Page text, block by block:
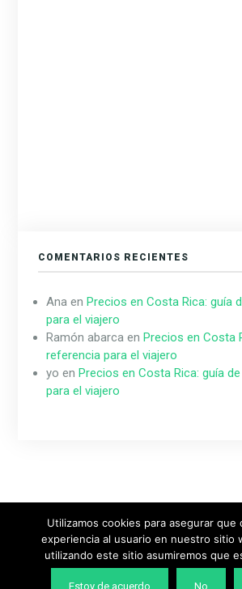
COMENTARIOS RECIENTES
Ana enPrecios en Costa Rica: guía
para el viajero
Ramón abarca enPrecios en Costa
referencia para el viajero
yo enPrecios en Costa Rica: guía
para el viajero
Diseñado & Desarrollado por
Utilizamos cookies para asegurar que
experiencia al usuario en nuestro sitio
utilizando este sitio asumiremos que
Estoy de acuerdo No